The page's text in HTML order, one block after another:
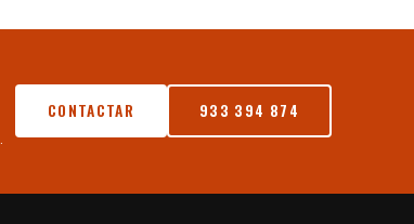
CONTACTAR 933 394 874